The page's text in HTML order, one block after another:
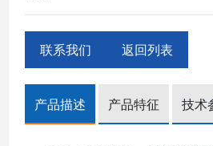
联系我们 返回列表
产品描述 产品特征 技术